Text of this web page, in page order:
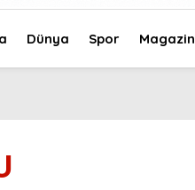
Dünya Spor Magazin